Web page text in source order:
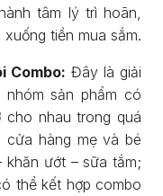
tâm lý trì hoãn,
tiền mua sắm.
Combo: Đây là giải
sản phẩm có
nhau trong quá
cửa hàng mẹ và bé
ướt – sữa tắm;
thể kết hợp combo